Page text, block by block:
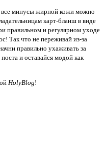
все минусы жирной кожи можно
карт-бланш в виде
правильном и регулярном уходе
Так что не переживай из-за
правильно ухаживать за
и оставайся модой как
HolyBlog!